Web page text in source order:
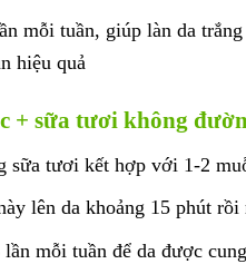
mỗi tuần, giúp làn da
hiệu quả
+ sữa tươi không
sữa tươi kết hợp với 1-2
lên da khoảng 15 phút
mỗi tuần để da được